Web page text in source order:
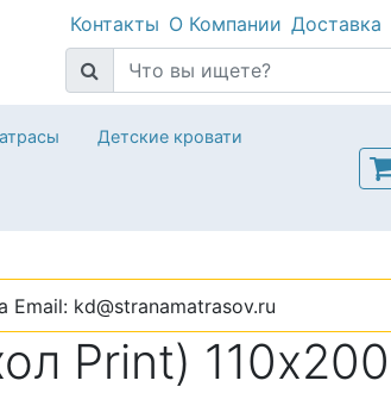
Контакты О Компании Доставка
Детские кровати
kd@stranamatrasov.ru
Print) 110х200